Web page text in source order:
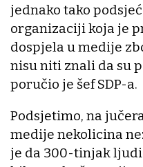
jednako tako
organizaciji koja je
dospjela u medije
nisu niti znali da su
poručio je šef SDP-a.
Podsjetimo, na
medije nekolicina
je da 300-tinjak